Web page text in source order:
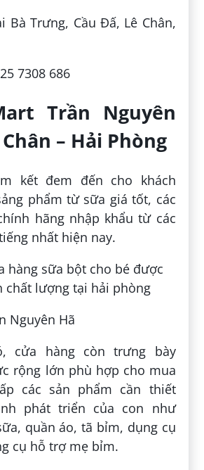
Bà Trưng, Cầu Đấ, Lê Chân,
7308 686
Trần Nguyên
– Hải Phòng
kết đem đến cho khách
phẩm từ sữa giá tốt, các
hãng nhập khẩu từ các
nhất hiện nay.
Nguyên Hã
cửa hàng còn trưng bày
rộng lớn phù hợp cho mua
các sản phẩm cần thiết
phát triển của con như
quần áo, tã bỉm, dụng cụ
cụ hỗ trợ mẹ bỉm.